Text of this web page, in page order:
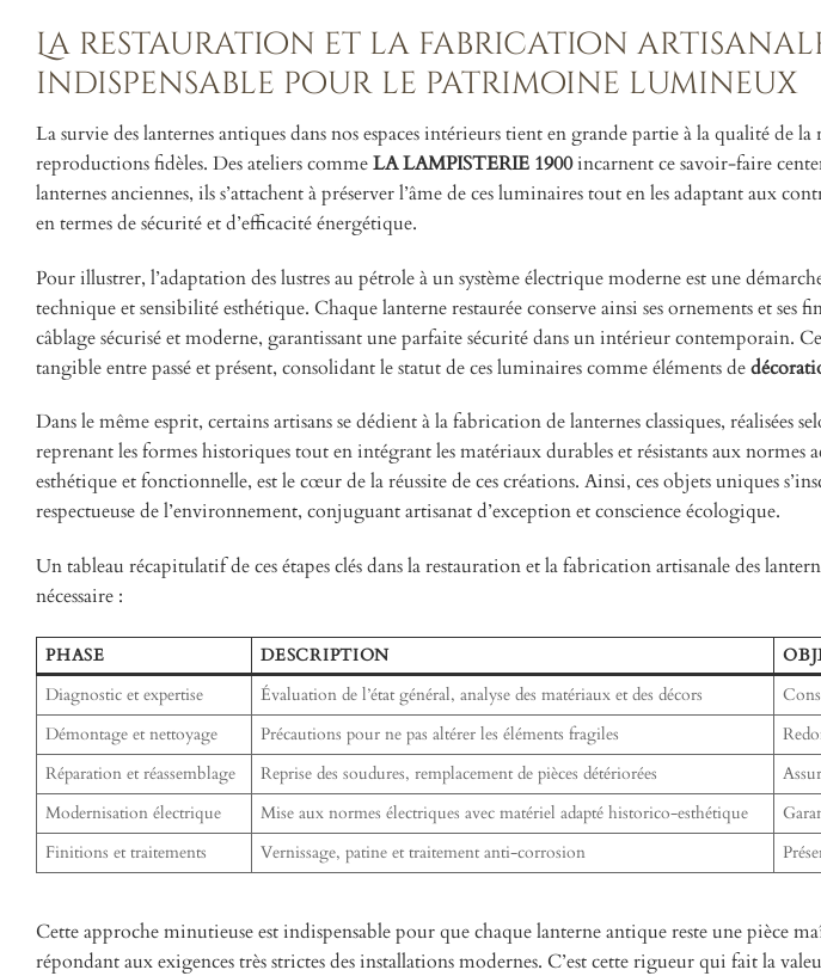
La restauration et la fabrication
indispensable pour le patrimoine lumineux
La survie des lanternes antiques dans nos espaces intérieurs tient en grande partie à la qualité de
reproductions fidèles. Des ateliers commeLA LAMPISTERIE 1900incarnent ce savoir-faire
lanternes anciennes, ils s’attachent à préserver l’âme de ces luminaires tout en les adaptant aux
en termes de sécurité et d’efficacité énergétique.
Pour illustrer, l’adaptation des lustres au pétrole à un système électrique moderne est une
technique et sensibilité esthétique. Chaque lanterne restaurée conserve ainsi ses ornements et ses
câblage sécurisé et moderne, garantissant une parfaite sécurité dans un intérieur contemporain.
tangible entre passé et présent, consolidant le statut de ces luminaires comme éléments de
Dans le même esprit, certains artisans se dédient à la fabrication de lanternes classiques, réalisées
reprenant les formes historiques tout en intégrant les matériaux durables et résistants aux normes
esthétique et fonctionnelle, est le cœur de la réussite de ces créations. Ainsi, ces objets uniques
respectueuse de l’environnement, conjuguant artisanat d’exception et conscience écologique.
Un tableau récapitulatif de ces étapes clés dans la restauration et la fabrication artisanale des
nécessaire :
PHASE DESCRIPTION
Diagnostic et expertise
Évaluation de l’état général, analyse des matériaux et des décors
Démontage et nettoyage
Précautions pour ne pas altérer les éléments fragiles
Réparation et réassemblage
Reprise des soudures, remplacement de pièces détériorées
Modernisation électrique
Mise aux normes électriques avec matériel adapté historico-esthétique
Finitions et traitements
Vernissage, patine et traitement anti-corrosion
Cette approche minutieuse est indispensable pour que chaque lanterne antique reste une pièce
répondant aux exigences très strictes des installations modernes. C’est cette rigueur qui fait la